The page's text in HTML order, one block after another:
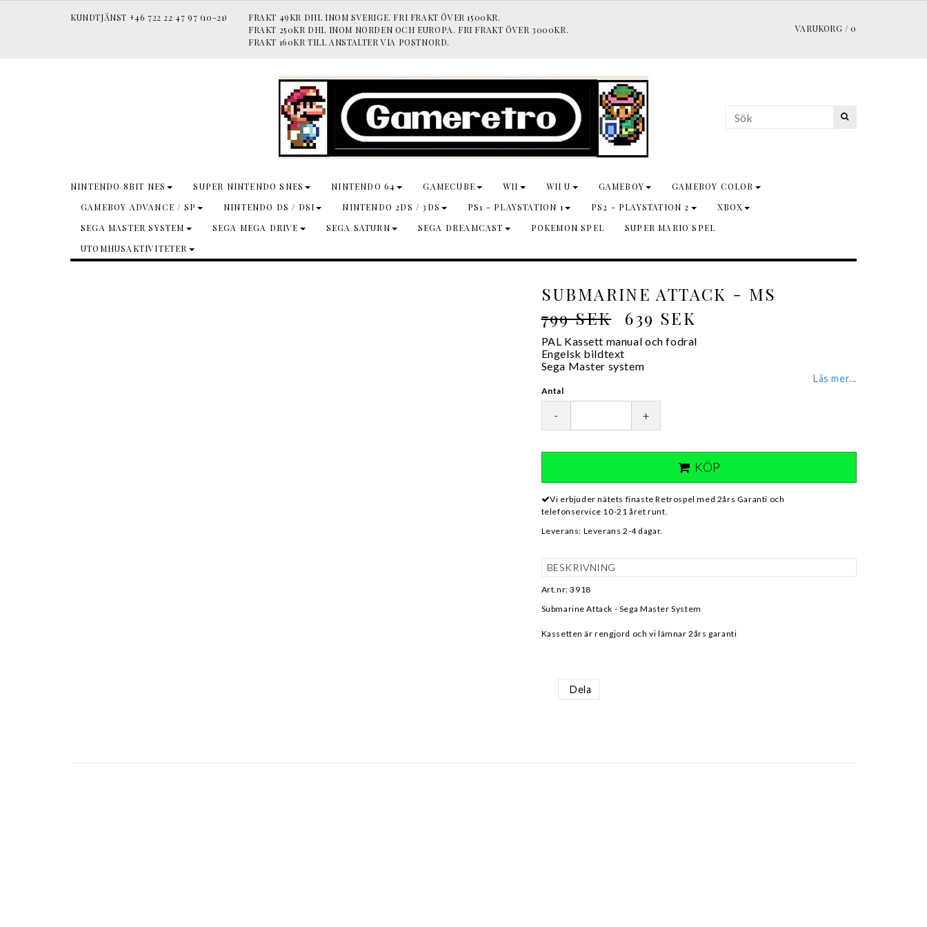
KUNDTJÄNST +46 722 22 47 97 (10-21)
FRAKT 49KR DHL INOM SVERIGE. FRI FRAKT ÖVER 1500KR.
FRAKT 250KR DHL INOM NORDEN OCH EUROPA. FRI FRAKT ÖVER 3000KR.
FRAKT 160KR TILL ANSTALTER VIA POSTNORD.
VARUKORG / 0
NINTENDO 8BIT NES SUPER NINTENDO SNES NINTENDO 64 GAMECUBE WII WII U GAMEBOY
GAMEBOY COLOR
GAMEBOY ADVANCE / SP
NINTENDO DS / DSI NINTENDO 2DS / 3DS PS1 - PLAYSTATION 1 PS2 - PLAYSTATION 2
XBOX
SEGA MASTER SYSTEM
SEGA MEGA DRIVE SEGA SATURN SEGA DREAMCAST POKEMON SPEL
SUPER MARIO SPEL
UTOMHUSAKTIVITETER
SUBMARINE ATTACK - MS
799 SEK
639 SEK
PAL Kassett manual och fodral
Engelsk bildtext
Sega Master system
Läs mer...
Antal
- +
KÖP
Vi erbjuder nätets finaste Retrospel med 2års Garanti och
telefonservice 10-21 året runt.
Leverans: Leverans 2-4 dagar.
BESKRIVNING
Art.nr: 3918
Submarine Attack - Sega Master System
Kassetten är rengjord och vi lämnar 2års garanti
Dela